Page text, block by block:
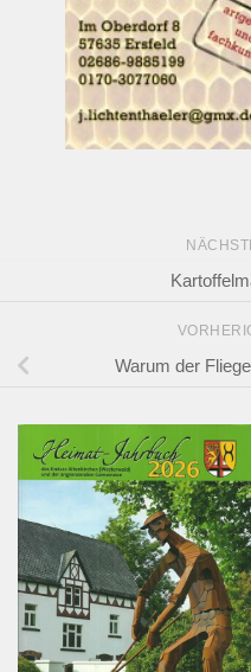
Warum der